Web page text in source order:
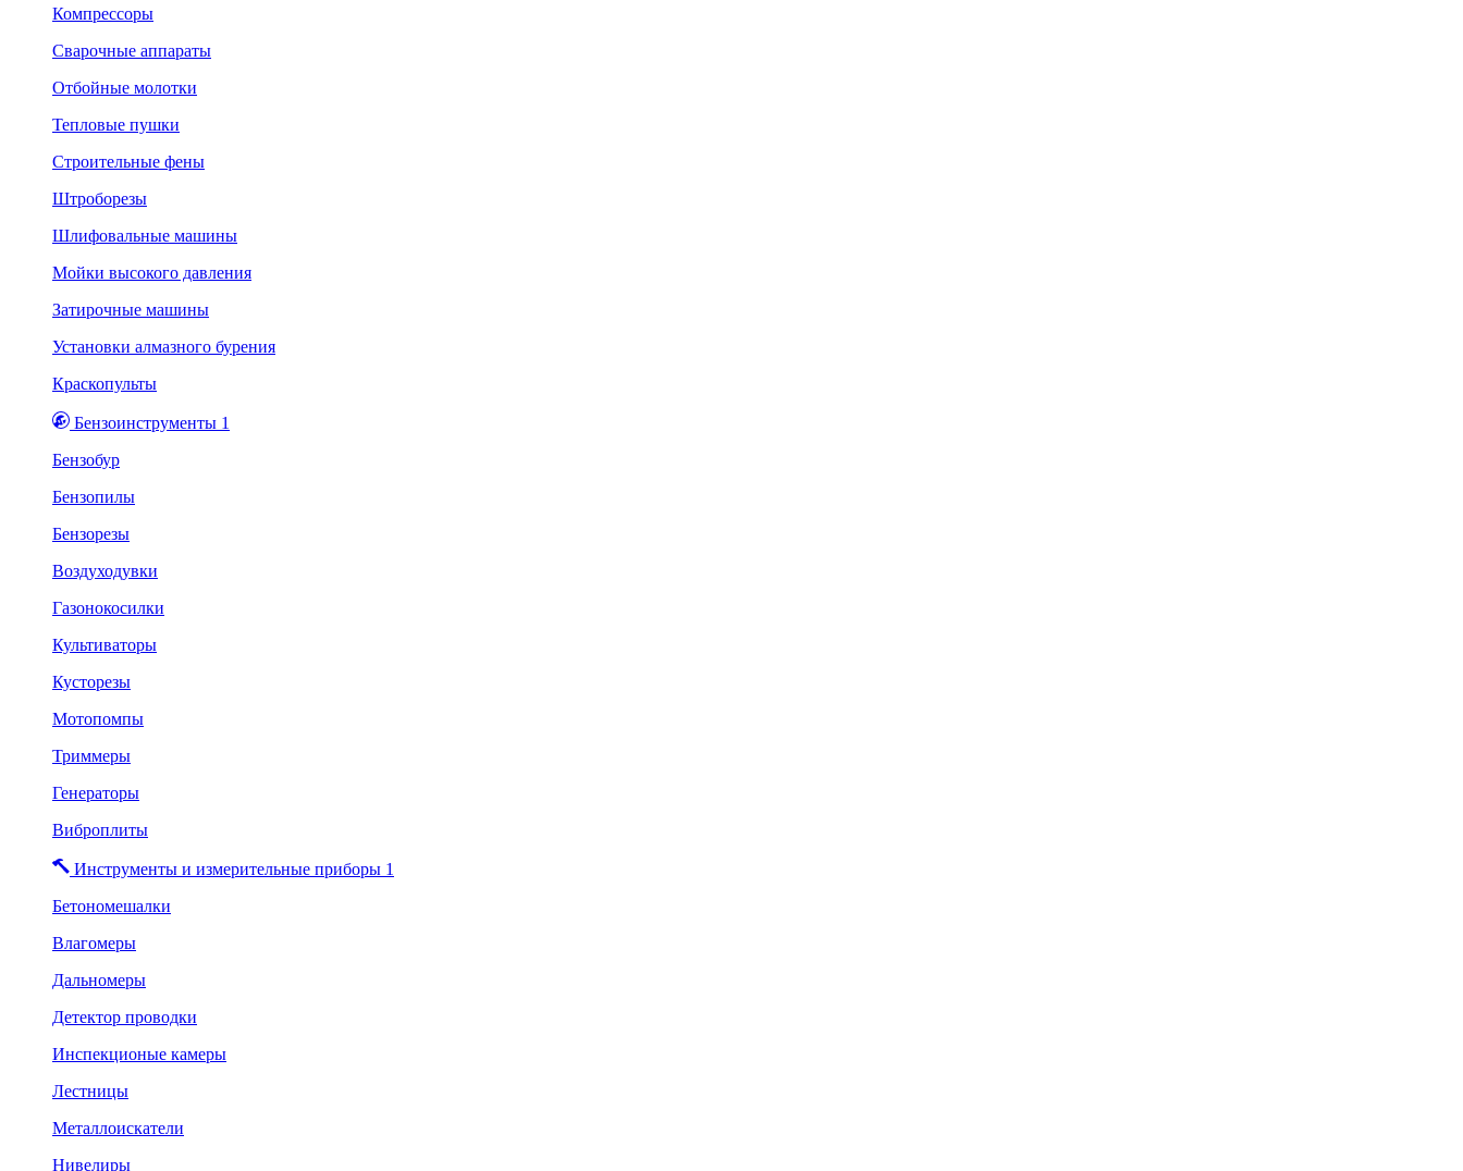
Компрессоры
Сварочные аппараты
Отбойные молотки
Тепловые пушки
Строительные фены
Штроборезы
Шлифовальные машины
Мойки высокого давления
Затирочные машины
Установки алмазного бурения
Краскопульты
Бензоинструменты 1
Бензобур
Бензопилы
Бензорезы
Воздуходувки
Газонокосилки
Культиваторы
Кусторезы
Мотопомпы
Триммеры
Генераторы
Виброплиты
Инструменты и измерительные приборы 1
Бетономешалки
Влагомеры
Дальномеры
Детектор проводки
Инспекционые камеры
Лестницы
Металлоискатели
Нивелиры